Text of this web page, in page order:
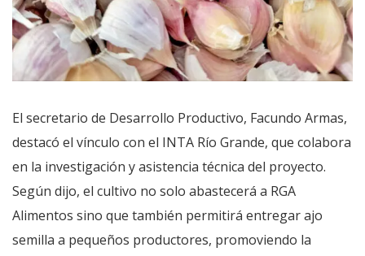
El secretario de Desarrollo Productivo, Facundo Armas,
destacó el vínculo con el INTA Río Grande, que colabora
en la investigación y asistencia técnica del proyecto.
Según dijo, el cultivo no solo abastecerá a RGA
Alimentos sino que también permitirá entregar ajo
semilla a pequeños productores, promoviendo la